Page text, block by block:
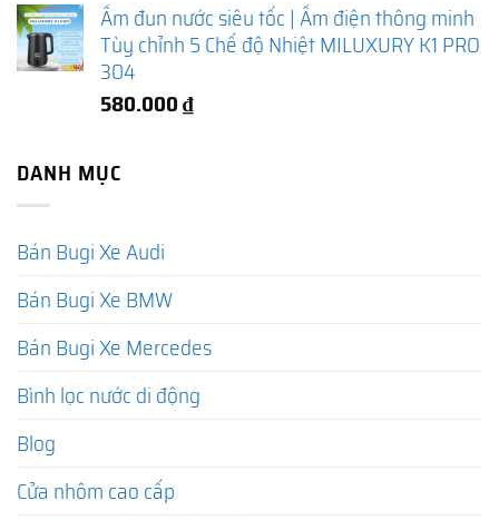
Ấm đun nước siêu tốc | Ấm điện thông minh
Tùy chỉnh 5 Chế độ Nhiệt MILUXURY K1 PRO
304
580.000₫
DANH MỤC
Bán Bugi Xe Audi
Bán Bugi Xe BMW
Bán Bugi Xe Mercedes
Bình lọc nước di động
Blog
Cửa nhôm cao cấp